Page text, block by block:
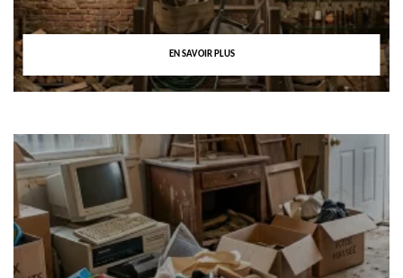
EN SAVOIR PLUS